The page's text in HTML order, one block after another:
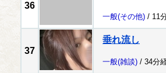
36
一般(その他) / 11
37
垂れ流し
一般(雑談) / 34分